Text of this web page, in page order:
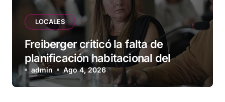
LOCALES
Freiberger criticó la falta de
planificación habitacional del
Municipio: “Vuoto deja afuera a
vecinos que llevan más de 20 años
admin Ago 4, 2026